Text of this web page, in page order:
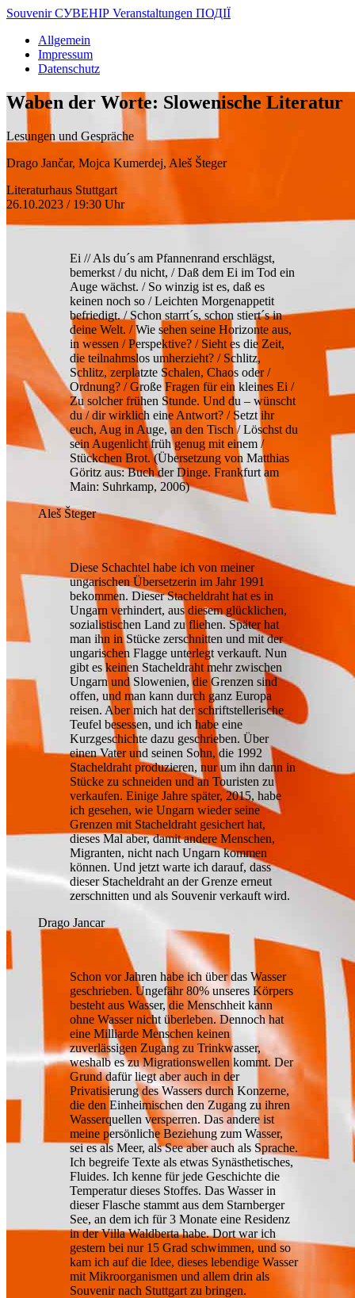
Souvenir СУВЕНІР Veranstaltungen ПОДІЇ
Allgemein
Impressum
Datenschutz
Waben der Worte: Slowenische Literatur
Lesungen und Gespräche
Drago Jančar, Mojca Kumerdej, Aleš Šteger
Literaturhaus Stuttgart
26.10.2023 / 19:30 Uhr
Ei // Als du´s am Pfannenrand erschlägst,
bemerkst / du nicht, / Daß dem Ei im Tod ein
Auge wächst. / So winzig ist es, daß es
keinen noch so / Leichten Morgenappetit
befriedigt. / Schon starrt´s, schon stiert´s in
deine Welt. / Wie sehen seine Horizonte aus,
in wessen / Perspektive? / Sieht es die Zeit,
die teilnahmslos umherzieht? / Schlitz,
Schlitz, zerplatzte Schalen, Chaos oder /
Ordnung? / Große Fragen für ein kleines Ei /
Zu solcher frühen Stunde. Und du – wünscht
du / dir wirklich eine Antwort? / Setzt ihr
euch, Aug in Auge, an den Tisch / Löschst du
sein Augenlicht früh genug mit einem /
Stückchen Brot. (Übersetzung von Matthias
Göritz aus: Buch der Dinge. Frankfurt am
Main: Suhrkamp, 2006)
Aleš Šteger
Diese Schachtel habe ich von meiner
ungarischen Übersetzerin im Jahr 1991
bekommen. Dieser Stacheldraht hat es in
Ungarn verhindert, aus diesem glücklichen,
sozialistischen Land zu fliehen. Später hat
man ihn in Stücke zerschnitten und mit der
ungarischen Flagge unterlegt verkauft. Nun
gibt es keinen Stacheldraht mehr zwischen
Ungarn und Slowenien, die Grenzen sind
offen, und man kann durch ganz Europa
reisen. Aber mich hat der schriftstellerische
Teufel besessen, und ich habe eine
Kurzgeschichte dazu geschrieben. Über
einen Vater und seinen Sohn, die 1992
Stacheldraht produzieren, nur um ihn dann in
Stücke zu schneiden und an Touristen zu
verkaufen. Einige Jahre später, 2015, habe
ich gesehen, wie Ungarn wieder seine
Grenzen mit Stacheldraht gesichert hat,
dieses Mal aber, damit andere Menschen,
Migranten, nicht nach Ungarn kommen
können. Und jetzt warte ich darauf, dass
dieser Stacheldraht an der Grenze erneut
zerschnitten und als Souvenir verkauft wird.
Drago Jancar
Schon vor Jahren habe ich über das Wasser
geschrieben. Ungefähr 80% unseres Körpers
besteht aus Wasser, die Menschheit kann
ohne Wasser nicht überleben. Dennoch hat
eine Milliarde Menschen keinen
zuverlässigen Zugang zu Trinkwasser,
weshalb es zu Migrationswellen kommt. Der
Grund dafür liegt aber auch in der
Privatisierung des Wassers durch Konzerne,
die den Einheimischen den Zugang zu ihren
Wasserquellen versperren. Das andere ist
meine persönliche Beziehung zum Wasser,
sei es als Meer, als See aber auch als Sprache.
Ich begreife Texte als etwas Synästhetisches,
Fluides. Ich kenne für jede Geschichte die
Temperatur dieses Stoffes. Das Wasser in
dieser Flasche stammt aus dem Starnberger
See, an dem ich für 3 Monate eine Residenz
in der Villa Waldberta habe. Dort war ich
gestern bei nur 15 Grad schwimmen, und so
kam ich auf die Idee, dieses lebendige Wasser
mit Mikroorganismen und allem drin als
Souvenir nach Stuttgart zu bringen.